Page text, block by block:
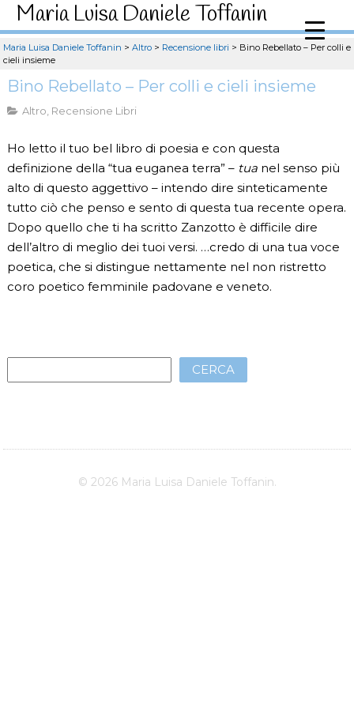
Maria Luisa Daniele Toffanin
Maria Luisa Daniele Toffanin > Altro > Recensione libri > Bino Rebellato – Per colli e
cieli insieme
Bino Rebellato – Per colli e cieli insieme
Altro, Recensione Libri
Ho letto il tuo bel libro di poesia e con questa
definizione della “tua euganea terra” – tuanel senso più
alto di questo aggettivo – intendo dire sinteticamente
tutto ciò che penso e sento di questa tua recente opera.
Dopo quello che ti ha scritto Zanzotto è difficile dire
dell’altro di meglio dei tuoi versi. …credo di una tua voce
poetica, che si distingue nettamente nel non ristretto
coro poetico femminile padovane e veneto.
CERCA
© 2026 Maria Luisa Daniele Toffanin.